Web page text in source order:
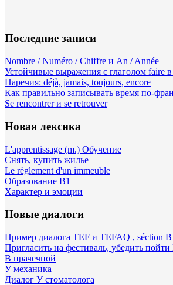
Последние записи
Nombre / Numéro / Chiffre и An / Année
Устойчивые выражения с глаголом faire
Наречия: déjà, jamais, toujours, encore
Как правильно записывать время по-
Se rencontrer и se retrouver
Новая лексика
L'apprentissage (m.) Обучение
Снять, купить жилье
Le règlement d'un immeuble
Образование B1
Характер и эмоции
Новые диалоги
Пример диалога TEF и TEFAQ , séction B
Пригласить на фестиваль, убедить пойти
В прачечной
У механика
Диалог У стоматолога